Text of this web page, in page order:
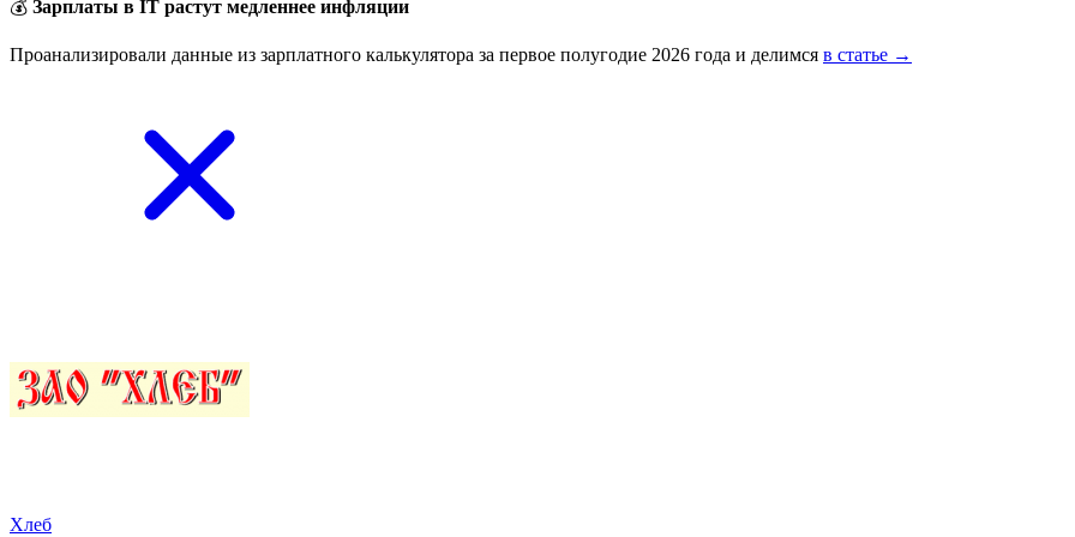
💰 Зарплаты в IT растут медленнее инфляции
Проанализировали данные из зарплатного калькулятора за первое полугодие 2026 года и делимся в статье →
Хлеб